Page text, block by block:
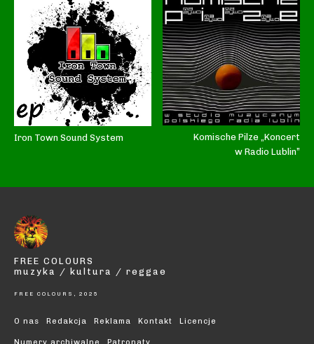
Iron Town Sound System
Komische Pilze „Koncert
w Radio Lublin”
O nas Redakcja Reklama Kontakt Licencje
FREE COLOURS
muzyka / kultura / reggae
FREE COLOURS, 2025